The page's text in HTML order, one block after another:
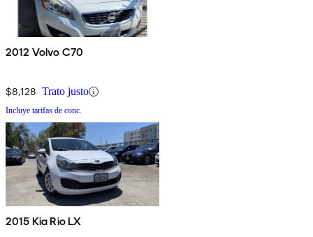
2012 Volvo C70
$8,128 Trato justo
Incluye tarifas de conc.
2015 Kia Rio LX